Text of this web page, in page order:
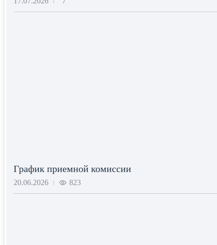
График приемной комиссии
20.06.2026 | 823